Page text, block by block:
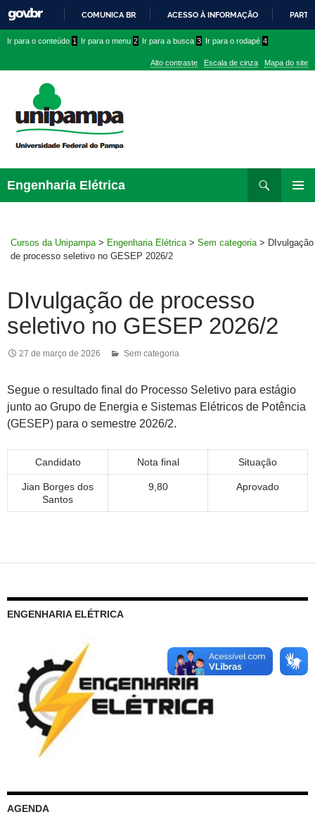
PARA
CONTEÚDO
COMUNICA BR ACESSO À INFORMAÇÃO
conteúdo
menu
superior
menu
Ir para o conteúdo 1 Ir para o menu 2 Ir para a busca 3 Ir para o rodapé 4
Alto contraste Escala de cinza Mapa do site
Engenharia Elétrica
para
Cursos da Unipampa > Engenharia Elétrica > Sem categoria > DIvulgação
de processo seletivo no GESEP 2026/2
DIvulgação de processo
seletivo no GESEP 2026/2
27 de março de 2026 Sem categoria
Segue o resultado final do Processo Seletivo para estágio
junto ao Grupo de Energia e Sistemas Elétricos de Potência
(GESEP) para o semestre 2026/2.
Candidato Nota final Situação
Jian Borges dos
Santos
9,80 Aprovado
ENGENHARIA ELÉTRICA
AGENDA